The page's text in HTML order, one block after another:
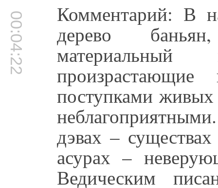
00:04:22 Комментарий: В
дерево
поступками
дэвах –
асурах –
Ведическим